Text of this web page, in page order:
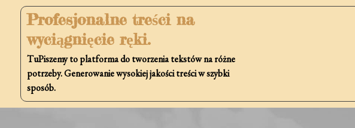
content
Profesjonalne treści na
wyciągnięcie ręki.
TuPiszemy to platforma do tworzenia tekstów na różne
potrzeby. Generowanie wysokiej jakości treści w szybki
sposób.